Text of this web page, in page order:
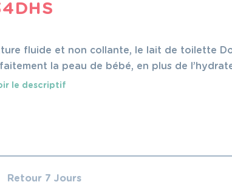
DHS
fluide et non collante, le lait de toilette
la peau de bébé, en plus de
le descriptif
Retour 7 Jours